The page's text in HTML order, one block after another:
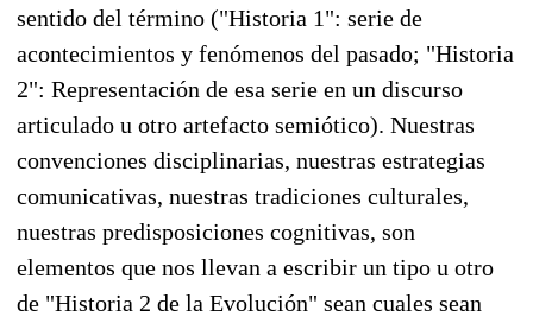
sentido del término ("Historia 1": serie de
acontecimientos y fenómenos del pasado; "Historia
2": Representación de esa serie en un discurso
articulado u otro artefacto semiótico). Nuestras
convenciones disciplinarias, nuestras estrategias
comunicativas, nuestras tradiciones culturales,
nuestras predisposiciones cognitivas, son
elementos que nos llevan a escribir un tipo u otro
de "Historia 2 de la Evolución" sean cuales sean